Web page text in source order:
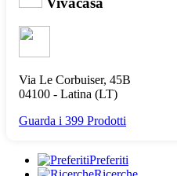
Via Le Corbuiser, 45B
04100 - Latina (LT)
Guarda i 399 Prodotti
Preferiti